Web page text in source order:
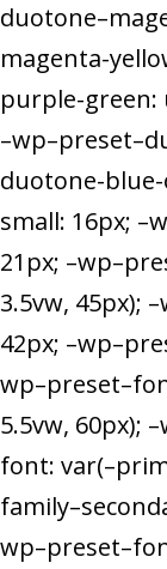
magenta-
purple-
duotone-
small: 16px;
21px;
3.5vw, 45px);
42px;
5.5vw, 60px);
font: